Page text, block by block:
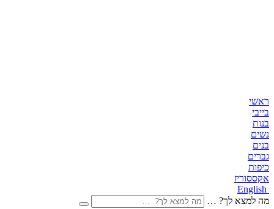
English
למצא לך? …